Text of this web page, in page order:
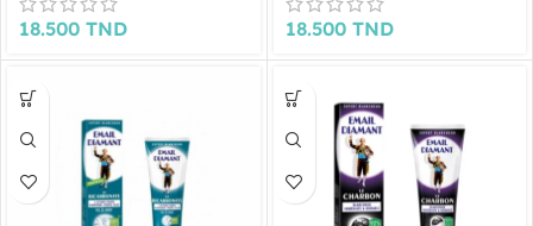
18.500 TND 18.500 TND